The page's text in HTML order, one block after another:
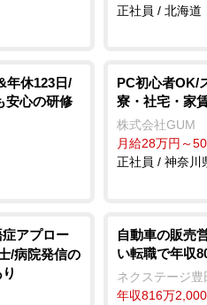
正社員 / 北海道
年休123日/
安心の研修
PC初心者OK/
寮・社宅・家
株式会社GUM
月給28万円～
正社員 / 神奈川
アプロー
/病院発信の
自動車の販売
い転職で年収
ネクステージ豊
年収816万